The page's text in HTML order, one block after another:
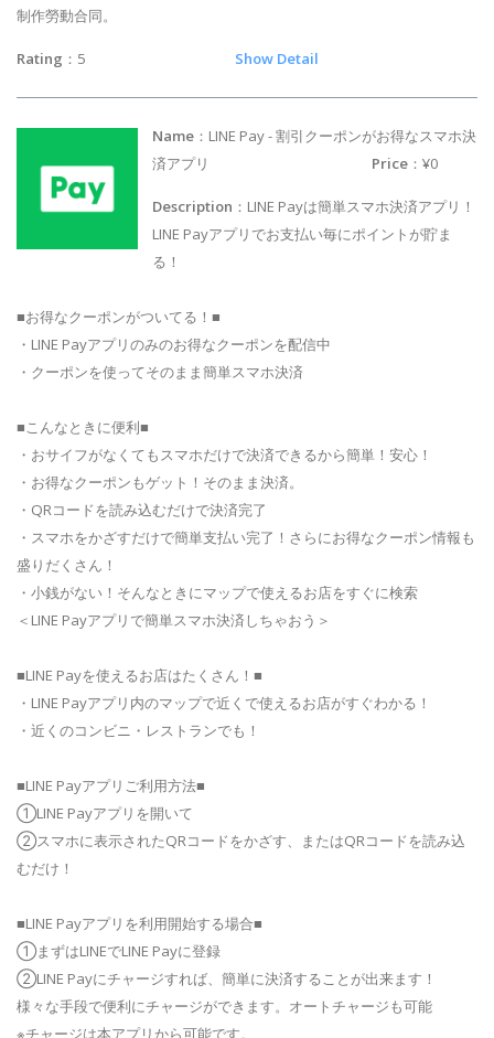
制作勞動合同。
Rating ：5 Show Detail
Name ：LINE Pay - 割引クーポンがお得なスマホ決
済アプリ
Price ：¥0
Description ：LINE Payは簡単スマホ決済アプリ！
LINE Payアプリでお支払い毎にポイントが貯ま
る！
■お得なクーポンがついてる！■
・LINE Payアプリのみのお得なクーポンを配信中
・クーポンを使ってそのまま簡単スマホ決済
■こんなときに便利■
・おサイフがなくてもスマホだけで決済できるから簡単！安心！
・お得なクーポンもゲット！そのまま決済。
・QRコードを読み込むだけで決済完了
・スマホをかざすだけで簡単支払い完了！さらにお得なクーポン情報も
盛りだくさん！
・小銭がない！そんなときにマップで使えるお店をすぐに検索
＜LINE Payアプリで簡単スマホ決済しちゃおう＞
■LINE Payを使えるお店はたくさん！■
・LINE Payアプリ内のマップで近くで使えるお店がすぐわかる！
・近くのコンビニ・レストランでも！
■LINE Payアプリご利用方法■
①LINE Payアプリを開いて
②スマホに表示されたQRコードをかざす、またはQRコードを読み込
むだけ！
■LINE Payアプリを利用開始する場合■
①まずはLINEでLINE Payに登録
②LINE Payにチャージすれば、簡単に決済することが出来ます！
様々な手段で便利にチャージができます。オートチャージも可能
※チャージは本アプリから可能です。